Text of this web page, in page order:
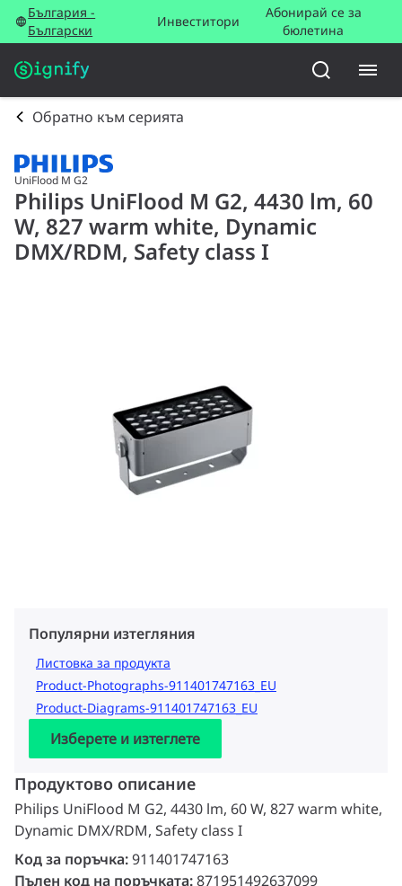
България -
Български
Инвеститори
Абонирай се за
бюлетина
Обратно към серията
UniFlood M G2
Philips UniFlood M G2, 4430 lm, 60
W, 827 warm white, Dynamic
DMX/RDM, Safety class I
Популярни изтегляния
Листовка за продукта
Product-Photographs-911401747163_EU
Product-Diagrams-911401747163_EU
Изберете и изтеглете
Продуктово описание
Philips UniFlood M G2, 4430 lm, 60 W, 827 warm white,
Dynamic DMX/RDM, Safety class I
Код за поръчка:911401747163
Пълен код на поръчката:871951492637099